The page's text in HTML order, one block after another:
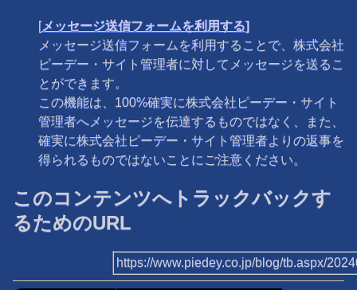
[メッセージ送信フォームを利用する]
メッセージ送信フォームを利用することで、株式会社
ピーデー・サイト管理者に対してメッセージを送るこ
とができます。
この機能は、100%確実に株式会社ピーデー・サイト
管理者へメッセージを伝達するものではなく、また、
確実に株式会社ピーデー・サイト管理者よりの返事を
得られるものではないことにご注意ください。
このコンテンツへトラックバックす
るためのURL
https://www.piedey.co.jp/blog/tb.aspx/